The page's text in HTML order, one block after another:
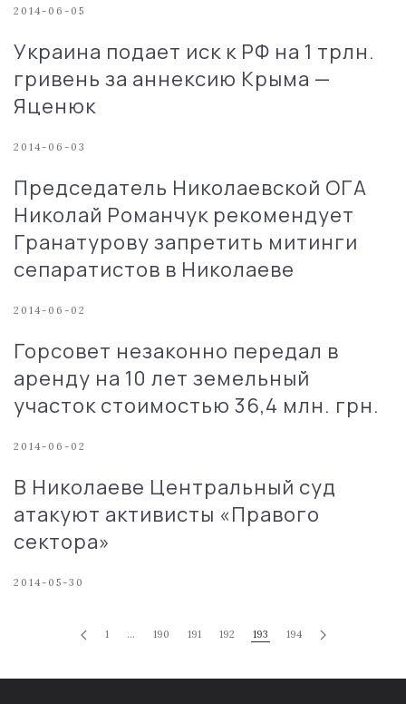
2014-06-05
Украина подает иск к РФ на 1 трлн.
гривень за аннексию Крыма —
Яценюк
2014-06-03
Председатель Николаевской ОГА
Николай Романчук рекомендует
Гранатурову запретить митинги
сепаратистов в Николаеве
2014-06-02
Горсовет незаконно передал в
аренду на 10 лет земельный
участок стоимостью 36,4 млн. грн.
2014-06-02
В Николаеве Центральный суд
атакуют активисты «Правого
сектора»
2014-05-30
1 … 190 191 192 193 194